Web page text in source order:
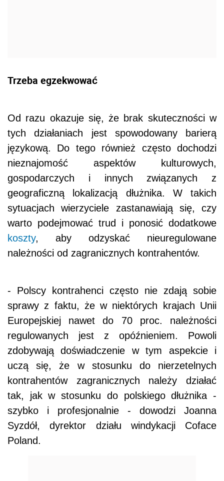
Trzeba egzekwować
Od razu okazuje się, że brak skuteczności w
tych działaniach jest spowodowany barierą
językową. Do tego również często dochodzi
nieznajomość aspektów kulturowych,
gospodarczych i innych związanych z
geograficzną lokalizacją dłużnika. W takich
sytuacjach wierzyciele zastanawiają się, czy
warto podejmować trud i ponosić dodatkowe
koszty, aby odzyskać nieuregulowane
należności od zagranicznych kontrahentów.
- Polscy kontrahenci często nie zdają sobie
sprawy z faktu, że w niektórych krajach Unii
Europejskiej nawet do 70 proc. należności
regulowanych jest z opóźnieniem. Powoli
zdobywają doświadczenie w tym aspekcie i
uczą się, że w stosunku do nierzetelnych
kontrahentów zagranicznych należy działać
tak, jak w stosunku do polskiego dłużnika -
szybko i profesjonalnie - dowodzi Joanna
Syzdół, dyrektor działu windykacji Coface
Poland.